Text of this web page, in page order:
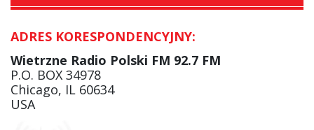
ADRES KORESPONDENCYJNY:
Wietrzne Radio Polski FM 92.7 FM
P.O. BOX 34978
Chicago, IL 60634
USA